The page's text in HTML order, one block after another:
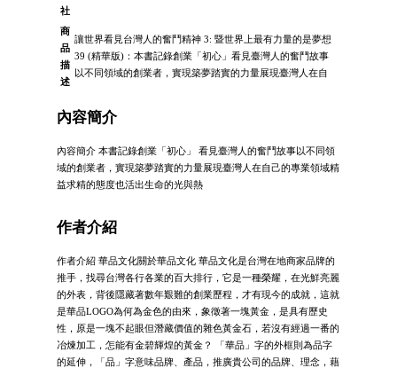
社
商
品
描
述
讓世界看見台灣人的奮鬥精神 3: 暨世界上最有力量的是夢想
39 (精華版)：本書記錄創業「初心」看見臺灣人的奮鬥故事
以不同領域的創業者，實現築夢踏實的力量展現臺灣人在自
內容簡介
內容簡介 本書記錄創業「初心」 看見臺灣人的奮鬥故事以不同領
域的創業者，實現築夢踏實的力量展現臺灣人在自己的專業領域精
益求精的態度也活出生命的光與熱
作者介紹
作者介紹 華品文化關於華品文化 華品文化是台灣在地商家品牌的
推手，找尋台灣各行各業的百大排行，它是一種榮耀，在光鮮亮麗
的外表，背後隱藏著數年艱難的創業歷程，才有現今的成就，這就
是華品LOGO為何為金色的由來，象徵著一塊黃金，是具有歷史
性，原是一塊不起眼但潛藏價值的雜色黃金石，若沒有經過一番的
冶煉加工，怎能有金碧輝煌的黃金？ 「華品」字的外框則為品字
的延伸，「品」字意味品牌、產品，推廣貴公司的品牌、理念，藉